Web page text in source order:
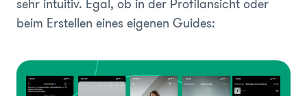
sehr intuitiv. Egal, ob in der Profilansicht oder
beim Erstellen eines eigenen Guides: